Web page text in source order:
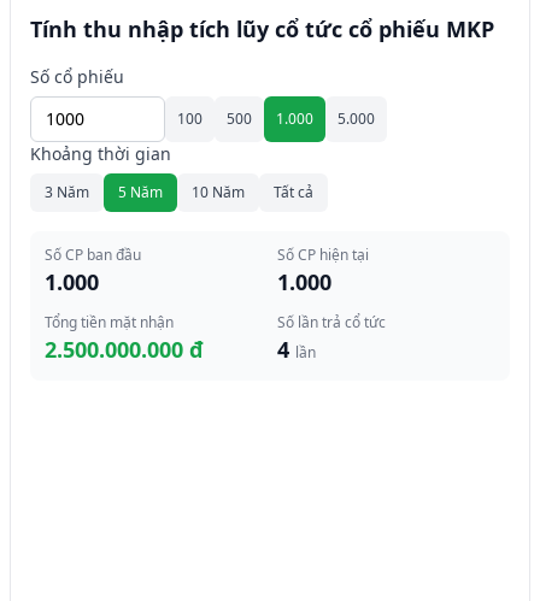
Tính thu nhập tích lũy cổ tức cổ phiếu MKP
Số cổ phiếu
100 500 1.000 5.000
Khoảng thời gian
3 Năm 5 Năm 10 Năm Tất cả
Số CP ban đầu
1.000
Số CP hiện tại
1.000
Tổng tiền mặt nhận
2.500.000.000 đ
Số lần trả cổ tức
4 lần